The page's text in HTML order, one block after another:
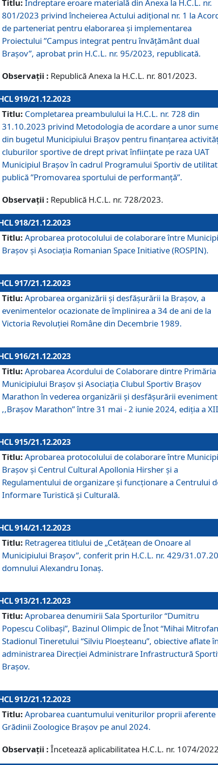
Titlu: Îndreptare eroare materială din Anexa la H.C.L. nr.
801/2023 privind încheierea Actului adițional nr. 1 la
de parteneriat pentru elaborarea și implementarea
Proiectului ”Campus integrat pentru învățământ dual
Brașov”, aprobat prin H.C.L. nr. 95/2023, republicată.
Observații : Republică Anexa la H.C.L. nr. 801/2023.
919/21.12.2023
Titlu: Completarea preambulului la H.C.L. nr. 728 din
31.10.2023 privind Metodologia de acordare a unor
din bugetul Municipiului Brașov pentru finanțarea
cluburilor sportive de drept privat înființate pe raza UAT
Municipiul Brașov în cadrul Programului Sportiv de
publică ”Promovarea sportului de performanță”.
Observații : Republică H.C.L. nr. 728/2023.
918/21.12.2023
Titlu: Aprobarea protocolului de colaborare între
Brașov și Asociația Romanian Space Initiative (ROSPIN).
917/21.12.2023
Titlu: Aprobarea organizării şi desfăşurării la Braşov, a
evenimentelor ocazionate de împlinirea a 34 de ani de la
Victoria Revoluţiei Române din Decembrie 1989.
916/21.12.2023
Titlu: Aprobarea Acordului de Colaborare dintre Primăria
Municipiului Brașov și Asociația Clubul Sportiv Brașov
Marathon în vederea organizării și desfășurării
,,Brașov Marathon” între 31 mai - 2 iunie 2024, ediția a
915/21.12.2023
Titlu: Aprobarea protocolului de colaborare între
Brașov și Centrul Cultural Apollonia Hirsher și a
Regulamentului de organizare și funcționare a Centrului
Informare Turistică și Culturală.
914/21.12.2023
Titlu: Retragerea titlului de „Cetățean de Onoare al
Municipiului Brașov”, conferit prin H.C.L. nr. 429/
domnului Alexandru Ionaș.
913/21.12.2023
Titlu: Aprobarea denumirii Sala Sporturilor “Dumitru
Popescu Colibași”, Bazinul Olimpic de Înot “Mihai
Stadionul Tineretului “Silviu Ploeșteanu”, obiective aflate
administrarea Direcției Administrare Infrastructură
Brașov.
912/21.12.2023
Titlu: Aprobarea cuantumului veniturilor proprii aferente
Grădinii Zoologice Braşov pe anul 2024.
Observații : Încetează aplicabilitatea H.C.L. nr. 1074/